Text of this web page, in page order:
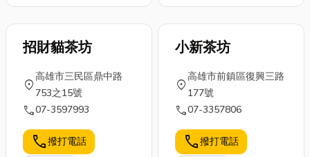
招財貓茶坊
location_on
高雄市三民區鼎中路
753之15號
call07-3597993
call撥打電話
小新茶坊
location_on
高雄市前鎮區復興三路
177號
call07-3357806
call撥打電話